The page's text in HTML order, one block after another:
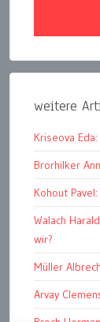
weitere
Kriseova
Brorhilker
Kohout
Walach
wir?
Müller
Arvay